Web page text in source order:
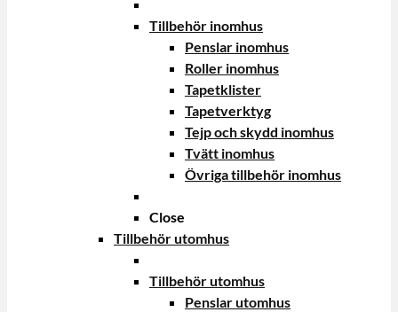
Tillbehör inomhus
Penslar inomhus
Roller inomhus
Tapetklister
Tapetverktyg
Tejp och skydd inomhus
Tvätt inomhus
Övriga tillbehör inomhus
Close
Tillbehör utomhus
Tillbehör utomhus
Penslar utomhus